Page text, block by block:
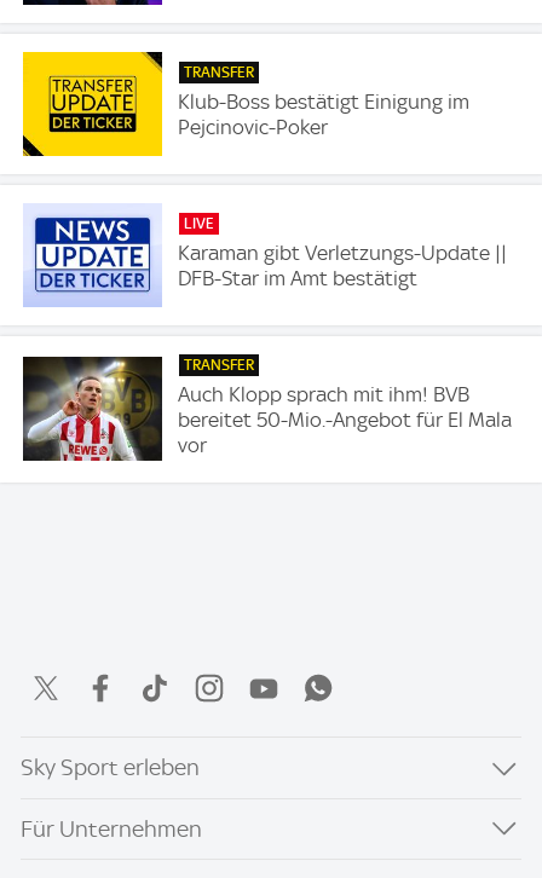
TRANSFER
Klub-Boss bestätigt Einigung im
Pejcinovic-Poker
LIVE
Karaman gibt Verletzungs-Update ||
DFB-Star im Amt bestätigt
TRANSFER
Auch Klopp sprach mit ihm! BVB
bereitet 50-Mio.-Angebot für El Mala
vor
Sky Sport erleben
Für Unternehmen